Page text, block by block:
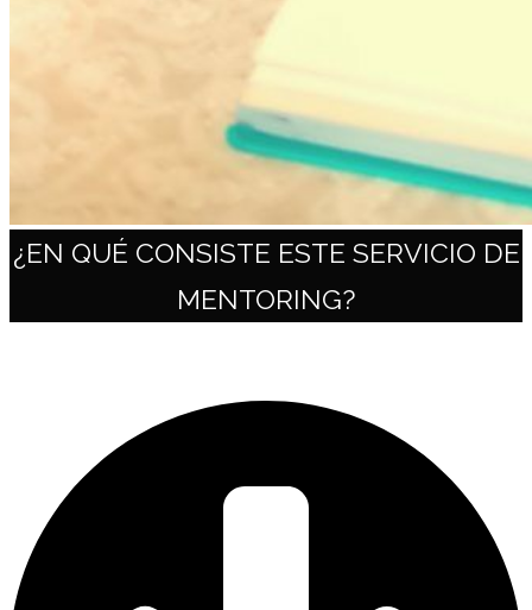
¿EN QUÉ CONSISTE ESTE SERVICIO DE
MENTORING?